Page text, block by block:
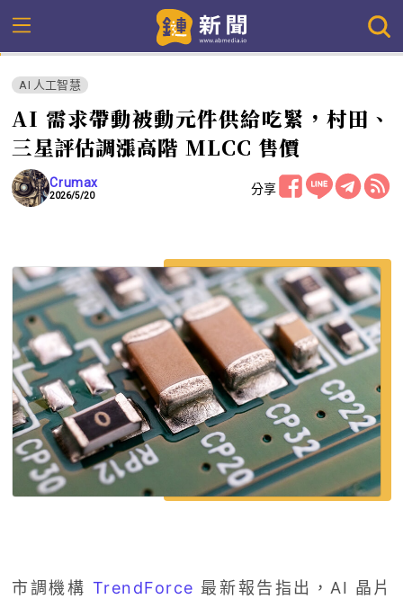
AI 人工智慧
AI 需求帶動被動元件供給吃緊，村田、
三星評估調漲高階 MLCC 售價
Crumax
2026/5/20 分享
市調機構 TrendForce 最新報告指出，AI 晶片